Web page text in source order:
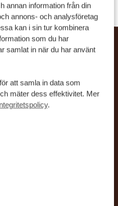
annan information från din
annons- och analysföretag
kan i sin tur kombinera
som du har
samlat in när du har använt
att samla in data som
mäter dess effektivitet. Mer
.
välja Afrika
Resor
jeepar, flexibla upplägg